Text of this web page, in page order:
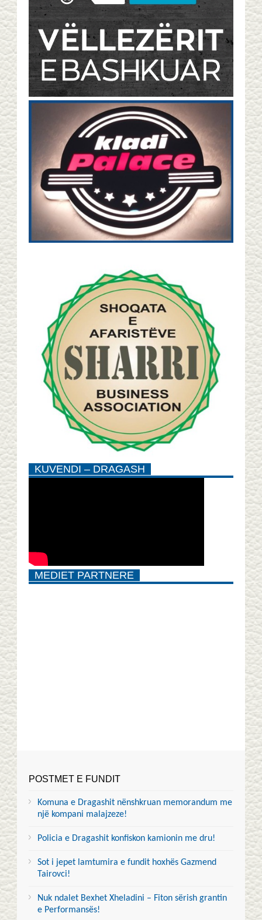
KUVENDI – DRAGASH
MEDIET PARTNERE
POSTMET E FUNDIT
Komuna e Dragashit nënshkruan memorandum me
një kompani malajzeze!
Policia e Dragashit konfiskon kamionin me dru!
Sot i jepet lamtumira e fundit hoxhës Gazmend
Tairovci!
Nuk ndalet Bexhet Xheladini – Fiton sërish grantin
e Performansës!